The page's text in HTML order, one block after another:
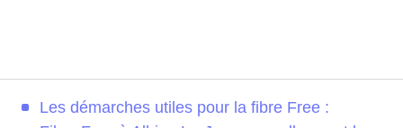
Les démarches utiles pour la fibre Free :